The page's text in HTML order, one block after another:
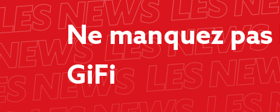
Ne manquez
GiFi